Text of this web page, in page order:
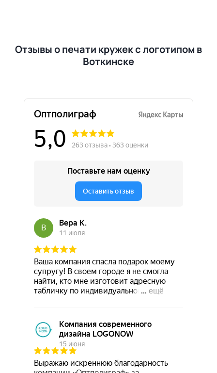
Отзывы о печати кружек с логотипом в
Воткинске